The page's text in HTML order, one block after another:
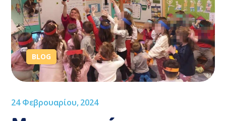
BLOG
24 Φεβρουαρίου, 2024